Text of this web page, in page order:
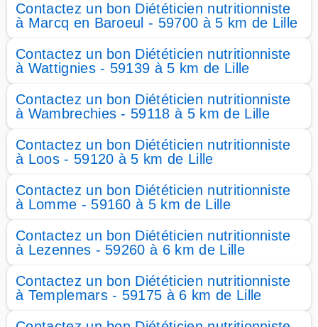
Contactez un bon Diététicien nutritionniste
à Marcq en Baroeul - 59700 à 5 km de Lille
Contactez un bon Diététicien nutritionniste
à Wattignies - 59139 à 5 km de Lille
Contactez un bon Diététicien nutritionniste
à Wambrechies - 59118 à 5 km de Lille
Contactez un bon Diététicien nutritionniste
à Loos - 59120 à 5 km de Lille
Contactez un bon Diététicien nutritionniste
à Lomme - 59160 à 5 km de Lille
Contactez un bon Diététicien nutritionniste
à Lezennes - 59260 à 6 km de Lille
Contactez un bon Diététicien nutritionniste
à Templemars - 59175 à 6 km de Lille